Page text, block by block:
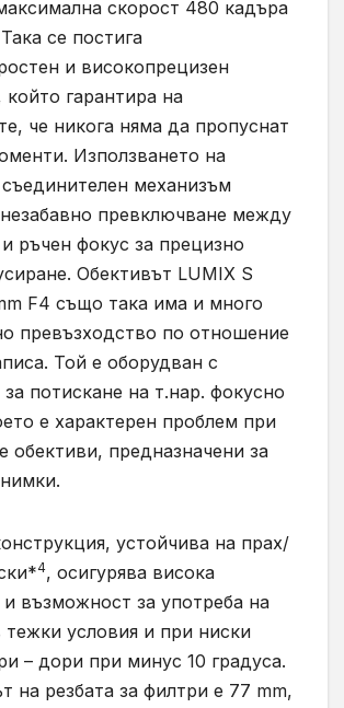
скорост 480 кадъра
се постига
и високопрецизен
който гарантира на
че никога няма да пропуснат
Използването на
механизъм
превключване между
ръчен фокус за прецизно
Обективът LUMIX S
F4 също така има и много
превъзходство по отношение
Той е оборудван с
потискане на т.нар. фокусно
е характерен проблем при
обективи, предназначени за
устойчива на прах/
4, осигурява висока
възможност за употреба на
тежки условия и при ниски
– дори при минус 10 градуса.
на резбата за филтри е 77 mm,